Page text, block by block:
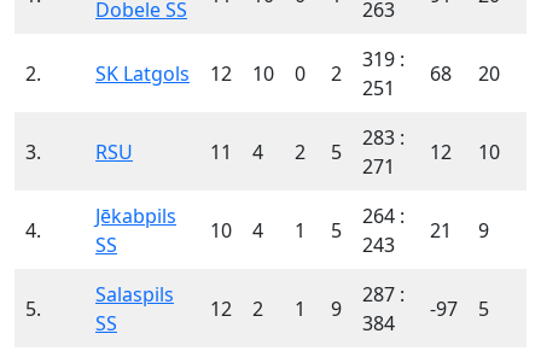
Dobele SS
263
2. SK Latgols 12 10 0 2
319 :
251
68 20
3. RSU 11 4 2 5
283 :
271
12 10
4.
Jēkabpils
SS
10 4 1 5
264 :
243
21 9
5.
Salaspils
SS
12 2 1 9
287 :
384
-97 5